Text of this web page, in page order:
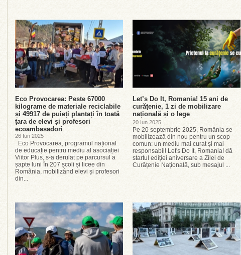
Eco Provocarea: Peste 67000
kilograme de materiale reciclabile
și 49917 de puieți plantați în toată
țara de elevi și profesori
ecoambasadori
26 Iun 2025
Eco Provocarea, programul național
de educație pentru mediu al asociației
Viitor Plus, s-a derulat pe parcursul a
șapte luni în 207 școli și licee din
România, mobilizând elevi și profesori
din...
Let’s Do It, Romania! 15 ani de
curățenie, 1 zi de mobilizare
națională și o lege
20 Iun 2025
Pe 20 septembrie 2025, România se
mobilizează din nou pentru un scop
comun: un mediu mai curat și mai
responsabil! Let's Do It, Romania! dă
startul ediției aniversare a Zilei de
Curățenie Națională, sub mesajul ...